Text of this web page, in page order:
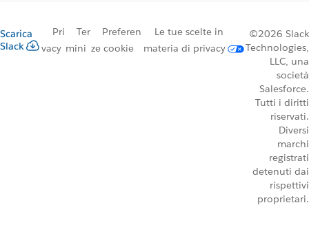
Scarica
Slack
Pri
vacy
Ter
mini
Preferen
ze cookie
Le tue scelte in
materia di privacy
©2026 Slack
Technologies,
LLC, una
società
Salesforce.
Tutti i diritti
riservati.
Diversi
marchi
registrati
detenuti dai
rispettivi
proprietari.